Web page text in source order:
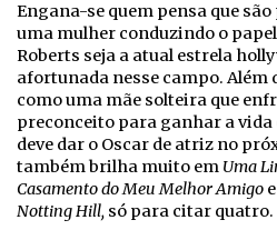
Engana-se quem pensa que
uma mulher conduzindo o
Roberts seja a atual estrela
afortunada nesse campo. Além
como uma mãe solteira que
preconceito para ganhar a vida
deve dar o Oscar de atriz no
também brilha muito em Uma
Casamento do Meu Melhor Amigo e
Notting Hill, só para citar quatro.